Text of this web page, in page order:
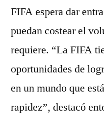
FIFA espera dar
puedan costear el
requiere. “La FIFA
oportunidades de
en un mundo que
rapidez”, destacó